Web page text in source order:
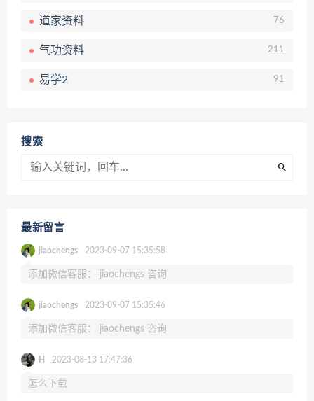
道家资料 76
气功资料 211
易学2 91
搜索
最新留言
jiaochengs 2023-09-07 15:35:58
添加微信客服： jiaochengs 咨询
jiaochengs 2023-09-07 15:35:46
添加微信客服： jiaochengs 咨询
H 2023-08-13 17:47:36
怎么下载